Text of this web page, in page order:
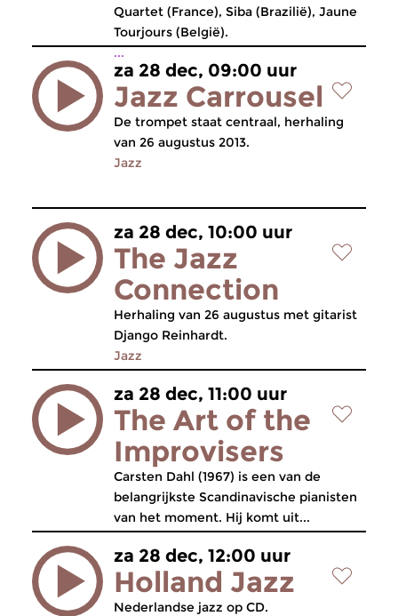
Quartet (France), Siba (Brazilië), Jaune
Tourjours (België).
...
za 28 dec, 09:00 uur
Jazz Carrousel
De trompet staat centraal, herhaling
van 26 augustus 2013.
Jazz
za 28 dec, 10:00 uur
The Jazz
Connection
Herhaling van 26 augustus met gitarist
Django Reinhardt.
Jazz
za 28 dec, 11:00 uur
The Art of the
Improvisers
Carsten Dahl (1967) is een van de
belangrijkste Scandinavische pianisten
van het moment. Hij komt uit...
za 28 dec, 12:00 uur
Holland Jazz
Nederlandse jazz op CD.